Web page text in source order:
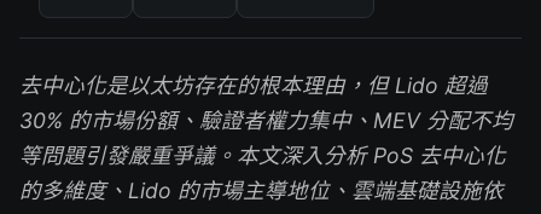
去中心化是以太坊存在的根本理由，但 Lido 超過
30% 的市場份額、驗證者權力集中、MEV 分配不均
等問題引發嚴重爭議。本文深入分析 PoS 去中心化
的多維度、Lido 的市場主導地位、雲端基礎設施依